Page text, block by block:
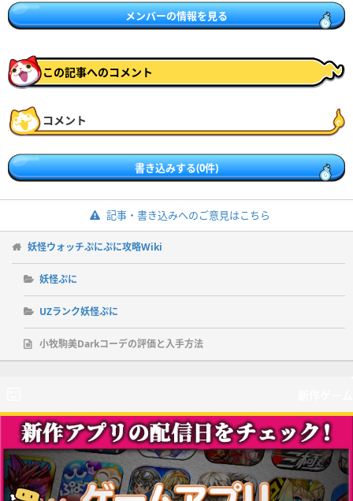
メンバーの情報を見る
この記事へのコメント
コメント
書き込みする(0件)
記事・書き込みへのご意見はこちら
妖怪ウォッチぷにぷに攻略Wiki
妖怪ぷに
UZランク妖怪ぷに
小牧駒美Darkコーデの評価と入手方法